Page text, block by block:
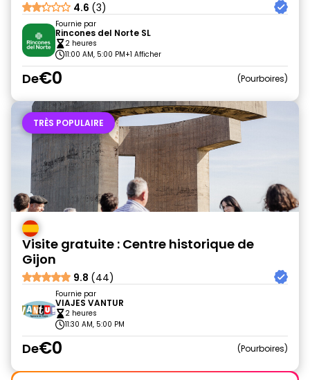
4.6 (3)
Fournie par
Rincones del Norte SL
2 heures
11:00 AM, 5:00 PM+1 Afficher
De€0 Pourboires
TRÈS POPULAIRE
Visite gratuite : Centre historique de
Gijon
9.8 (44)
Fournie par
VIAJES VANTUR
2 heures
11:30 AM, 5:00 PM
De€0 Pourboires